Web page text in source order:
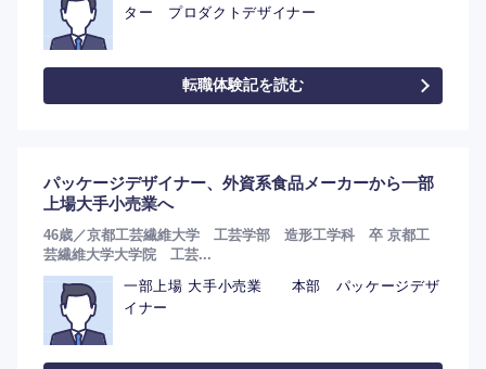
選択する
ター プロダクトデザイナー
転職体験記を読む
パッケージデザイナー、外資系食品メーカーから一部
上場大手小売業へ
46歳／京都工芸繊維大学 工芸学部 造形工学科 卒 京都工
芸繊維大学大学院 工芸...
一部上場 大手小売業 本部 パッケージデザ
イナー